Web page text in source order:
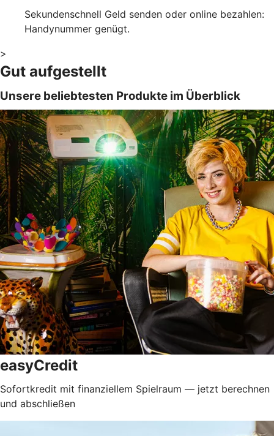
Sekundenschnell Geld senden oder online bezahlen:
Handynummer genügt.
>
Gut aufgestellt
Unsere beliebtesten Produkte im Überblick
easyCredit
Sofortkredit mit finanziellem Spielraum — jetzt berechnen
und abschließen